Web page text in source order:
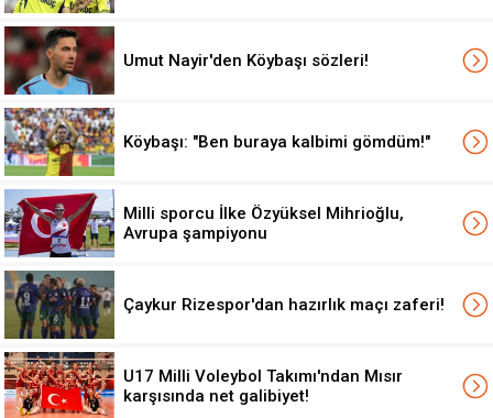
Umut Nayir'den Köybaşı sözleri!
Köybaşı: "Ben buraya kalbimi gömdüm!"
Milli sporcu İlke Özyüksel Mihrioğlu,
Avrupa şampiyonu
Çaykur Rizespor'dan hazırlık maçı zaferi!
U17 Milli Voleybol Takımı'ndan Mısır
karşısında net galibiyet!